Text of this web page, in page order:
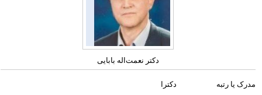
دکتر نعمت‌اله بابایی
مدرک یا رتبه
دکترا